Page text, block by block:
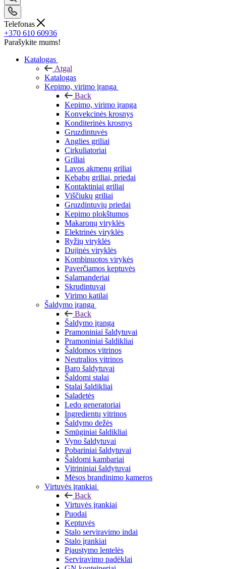
Telefonas
+370 610 60936
Parašykite mums!
Katalogas
Atgal
Katalogas
Kepimo, virimo įranga
Back
Kepimo, virimo įranga
Konvekcinės krosnys
Konditerinės krosnys
Gruzdintuvės
Anglies griliai
Cirkuliatoriai
Griliai
Lavos akmenų griliai
Kebabų griliai, priedai
Kontaktiniai griliai
Viščiukų griliai
Gruzdintuvių priedai
Kepimo plokštumos
Makaronų viryklės
Elektrinės viryklės
Ryžių viryklės
Dujinės viryklės
Kombinuotos virykės
Paverčiamos keptuvės
Salamanderiai
Skrudintuvai
Virimo katilai
Šaldymo įranga
Back
Šaldymo įranga
Pramoniniai šaldytuvai
Pramoniniai šaldikliai
Šaldomos vitrinos
Neutralios vitrinos
Baro šaldytuvai
Šaldomi stalai
Stalai šaldikliai
Saladetės
Ledo generatoriai
Ingredientų vitrinos
Šaldymo dežės
Smūginiai šaldikliai
Vyno šaldytuvai
Pobariniai šaldytuvai
Šaldomi kambariai
Vitrininiai šaldytuvai
Mėsos brandinimo kameros
Virtuvės įrankiai
Back
Virtuvės įrankiai
Puodai
Keptuvės
Stalo serviravimo indai
Stalo įrankiai
Pjaustymo lentelės
Serviravimo padėklai